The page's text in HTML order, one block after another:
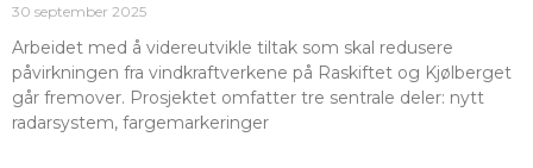
30 september 2025
Arbeidet med å videreutvikle tiltak som skal redusere
påvirkningen fra vindkraftverkene på Raskiftet og Kjølberget
går fremover. Prosjektet omfatter tre sentrale deler: nytt
radarsystem, fargemarkeringer